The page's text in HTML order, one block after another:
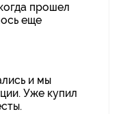
прошел
еще
и мы
Уже купил